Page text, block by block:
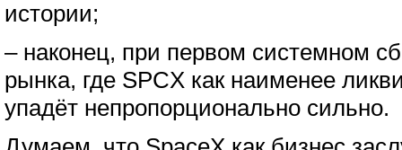
истории;
– наконец, при первом системном
рынка, где SPCX как наименее
упадёт непропорционально сильно.